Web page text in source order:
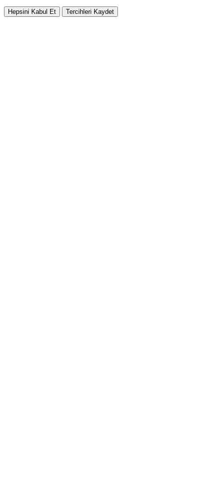
Hepsini Kabul Et Tercihleri Kaydet